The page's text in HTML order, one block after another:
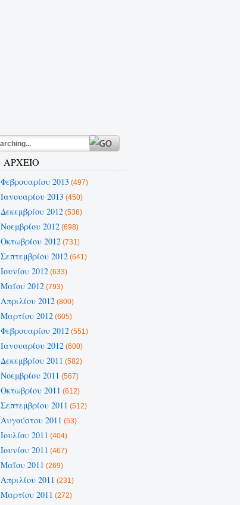
ΑΡΧΕΙΟ
Φεβρουαρίου 2013 (497)
Ιανουαρίου 2013 (450)
Δεκεμβρίου 2012(536)
Νοεμβρίου 2012(698)
Οκτωβρίου 2012(731)
Σεπτεμβρίου 2012(641)
Ιουνίου 2012(633)
Μαΐου 2012(793)
Απριλίου 2012(800)
Μαρτίου 2012(605)
Φεβρουαρίου 2012(551)
Ιανουαρίου 2012(600)
Δεκεμβρίου 2011 (582)
Νοεμβρίου 2011 (567)
Οκτωβρίου 2011 (612)
Σεπτεμβρίου 2011 (512)
Αυγούστου 2011 (53)
Ιουλίου 2011 (404)
Ιουνίου 2011 (467)
Μαΐου 2011 (269)
Απριλίου 2011 (231)
Μαρτίου 2011 (272)